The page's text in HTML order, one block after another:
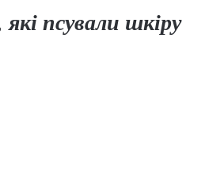
псували шкіру